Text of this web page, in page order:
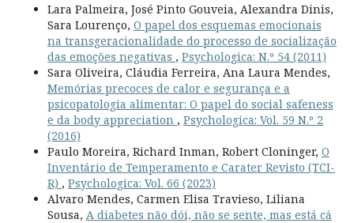
Lara Palmeira, José Pinto Gouveia, Alexandra Dinis,
Sara Lourenço, O papel dos esquemas emocionais
na transgeracionalidade do processo de socialização
das emoções negativas , Psychologica: N.º 54 (2011)
Sara Oliveira, Cláudia Ferreira, Ana Laura Mendes,
Memórias precoces de calor e segurança e a
psicopatologia alimentar: O papel do social safeness
e da body appreciation , Psychologica: Vol. 59 N.º 2
(2016)
Paulo Moreira, Richard Inman, Robert Cloninger, O
Inventário de Temperamento e Carater Revisto (TCI-
R) , Psychologica: Vol. 66 (2023)
Alvaro Mendes, Carmen Elisa Travieso, Liliana
Sousa, A diabetes não dói, não se sente, mas está cá